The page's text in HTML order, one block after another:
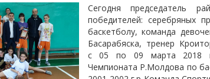
Сегодня председатель
победителей: серебряных
баскетболу, команда
Басарабяска, тренер
с 05 по 09 марта 2018
Чемпионата Р.Молдова по